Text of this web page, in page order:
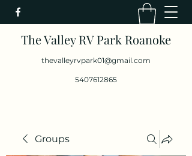
The Valley RV Park Roanoke
thevalleyrvpark01@gmail.com
5407612865
Groups